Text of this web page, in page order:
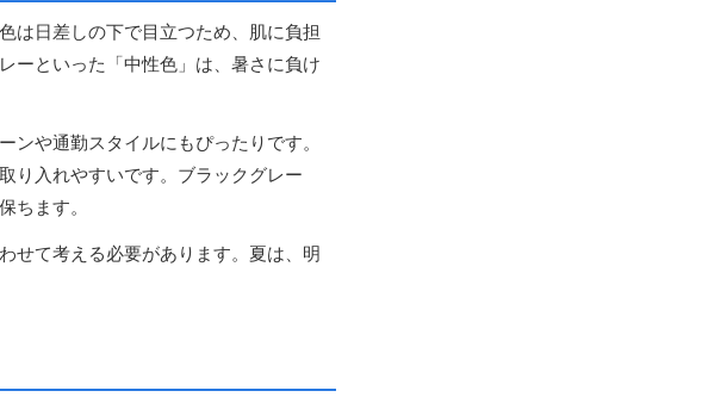
は日差しの下で目立つため、肌に負担
ーといった「中性色」は、暑さに負け
ンや通勤スタイルにもぴったりです。
り入れやすいです。ブラックグレー
ちます。
せて考える必要があります。夏は、明